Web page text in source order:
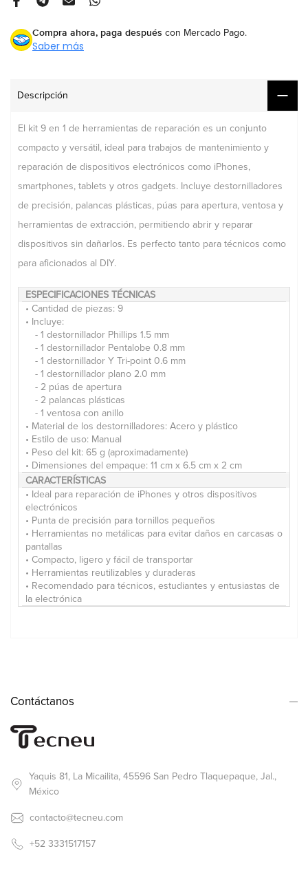
Compra ahora, paga después con Mercado Pago.
Saber más
Descripción
El kit 9 en 1 de herramientas de reparación es un conjunto
compacto y versátil, ideal para trabajos de mantenimiento y
reparación de dispositivos electrónicos como iPhones,
smartphones, tablets y otros gadgets. Incluye destornilladores
de precisión, palancas plásticas, púas para apertura, ventosa y
herramientas de extracción, permitiendo abrir y reparar
dispositivos sin dañarlos. Es perfecto tanto para técnicos como
para aficionados al DIY.
ESPECIFICACIONES TÉCNICAS
• Cantidad de piezas: 9
• Incluye:
- 1 destornillador Phillips 1.5 mm
- 1 destornillador Pentalobe 0.8 mm
- 1 destornillador Y Tri-point 0.6 mm
- 1 destornillador plano 2.0 mm
- 2 púas de apertura
- 2 palancas plásticas
- 1 ventosa con anillo
• Material de los destornilladores: Acero y plástico
• Estilo de uso: Manual
• Peso del kit: 65 g (aproximadamente)
• Dimensiones del empaque: 11 cm x 6.5 cm x 2 cm
CARACTERÍSTICAS
• Ideal para reparación de iPhones y otros dispositivos
electrónicos
• Punta de precisión para tornillos pequeños
• Herramientas no metálicas para evitar daños en carcasas o
pantallas
• Compacto, ligero y fácil de transportar
• Herramientas reutilizables y duraderas
• Recomendado para técnicos, estudiantes y entusiastas de
la electrónica
Contáctanos
Yaquis 81, La Micailita, 45596 San Pedro Tlaquepaque, Jal.,
México
contacto@tecneu.com
+52 3331517157